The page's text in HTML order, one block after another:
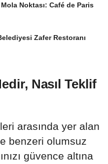
Noktası: Café de Paris
Zafer Restoranı
Nasıl Teklif
arasında yer alan
benzeri olumsuz
güvence altına